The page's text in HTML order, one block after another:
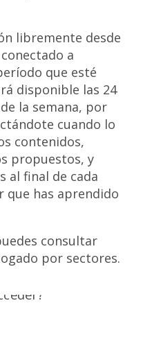
libremente desde
a
que esté
disponible las 24
la semana, por
cuando lo
contenidos,
propuestos, y
al final de cada
que has aprendido
consultar
por sectores.